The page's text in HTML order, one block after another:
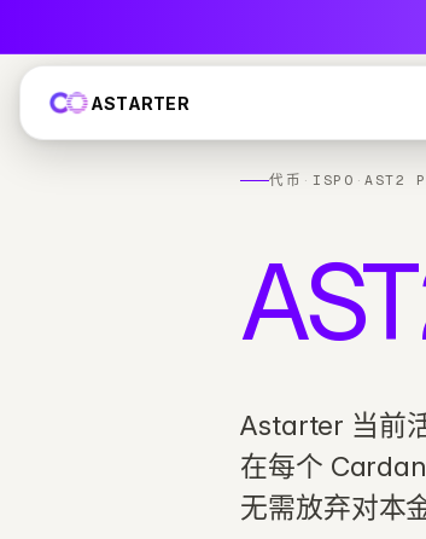
ASTARTER
代币 · ISPO ·AST2
Astarter 当前
在每个
无需放弃对本